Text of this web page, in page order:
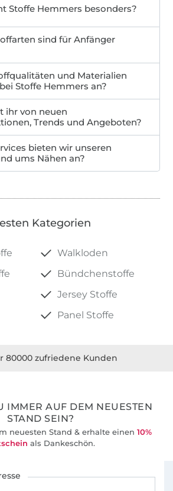
Stoffe Hemmers besonders?
sind für Anfänger
und Materialien
Stoffe Hemmers an?
ihr von neuen
Trends und Angeboten?
bieten wir unseren
ums Nähen an?
Kategorien
Walkloden
Bündchenstoffe
Jersey Stoffe
Panel Stoffe
80000 zufriedene Kunden
IMMER AUF DEM NEUESTEN
STAND SEIN?
neuesten Stand & erhalte einen 10%
als Dankeschön.